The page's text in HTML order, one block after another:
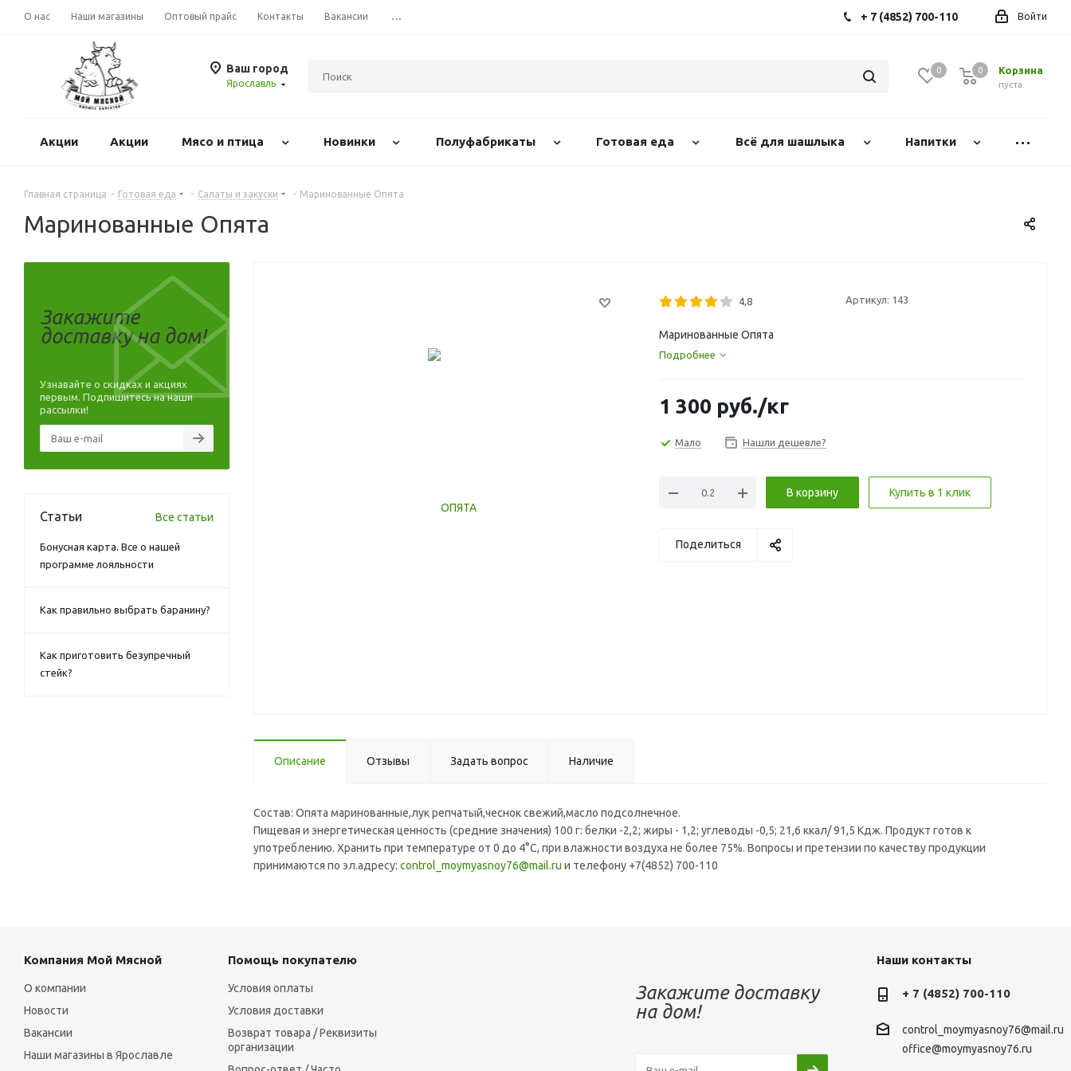
О нас Наши магазины Оптовый прайс Контакты Вакансии ... Войти
+ 7 (4852) 700-110
Ваш город
Ярославль
0 Корзина
0
пуста
0
Акции Акции Mясо и птица Новинки Полуфабрикаты Готовая еда Всё для шашлыка Напитки
Главная страница - Готовая еда - Салаты и закуски - Маринованные Опята
Маринованные Опята
4,8 Артикул: 143
Маринованные Опята
Подробнее
1 300 руб./кг
Мало Нашли дешевле?
В корзину Купить в 1 клик
Поделиться
Описание Отзывы Задать вопрос Наличие
Состав: Опята маринованные,лук репчатый,чеснок свежий,масло подсолнечное.
Пищевая и энергетическая ценность (средние значения) 100 г: белки -2,2; жиры - 1,2; углеводы -0,5; 21,6 ккал/ 91,5 Кдж. Продукт готов к
употреблению. Хранить при температуре от 0 до 4°С, при влажности воздуха не более 75%. Вопросы и претензии по качеству продукции
принимаются по эл.адресу: control_moymyasnoy76@mail.ru и телефону +7(4852) 700-110
Закажите
доставку на дом!
Узнавайте о скидках и акциях
первым. Подпишитесь на наши
рассылки!
Статьи Все статьи
Бонусная карта. Все о нашей
программе лояльности
Как правильно выбрать баранину?
Как приготовить безупречный
стейк?
Компания Мой Мясной
О компании
Новости
Вакансии
Наши магазины в Ярославле
Помощь покупателю
Условия оплаты
Условия доставки
Возврат товара / Реквизиты
организации
Закажите доставку
на дом!
Наши контакты
+ 7 (4852) 700-110
control_moymyasnoy76@mail.ru
office@moymyasnoy76.ru